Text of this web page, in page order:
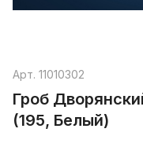
Арт. 11010302
Гроб
(195, Белый)